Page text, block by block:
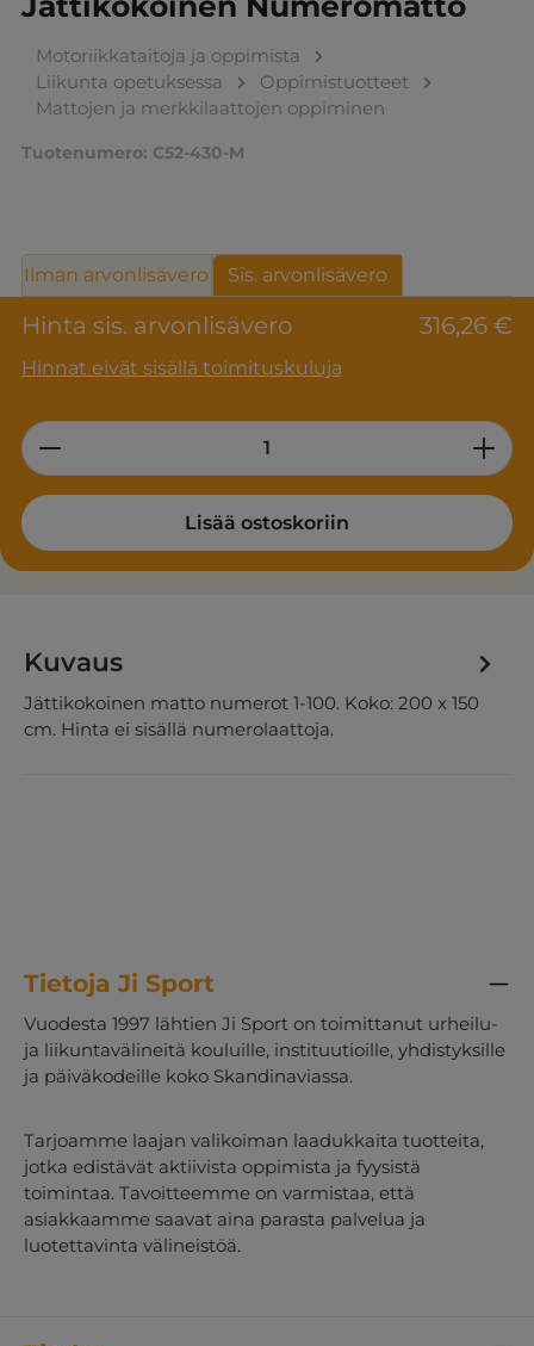
Motoriikkataitoja ja oppimista
Liikunta opetuksessa
Oppimistuotteet
Mattojen ja merkkilaattojen oppiminen
Tuotenumero: C52-430-M
Hinta sis. arvonlisävero 316,26 €
Hinnat eivät sisällä toimituskuluja
Ilman arvonlisävero Sis. arvonlisävero
Product Quantity: Enter the desired
Lisää ostoskoriin
Kuvaus
Jättikokoinen matto numerot 1-100. Koko: 200 x 150
cm. Hinta ei sisällä numerolaattoja.
Tietoja Ji Sport
Vuodesta 1997 lähtien Ji Sport on toimittanut urheilu-
ja liikuntavälineitä kouluille, instituutioille, yhdistyksille
ja päiväkodeille koko Skandinaviassa.
Tarjoamme laajan valikoiman laadukkaita tuotteita,
jotka edistävät aktiivista oppimista ja fyysistä
toimintaa. Tavoitteemme on varmistaa, että
asiakkaamme saavat aina parasta palvelua ja
luotettavinta välineistöä.